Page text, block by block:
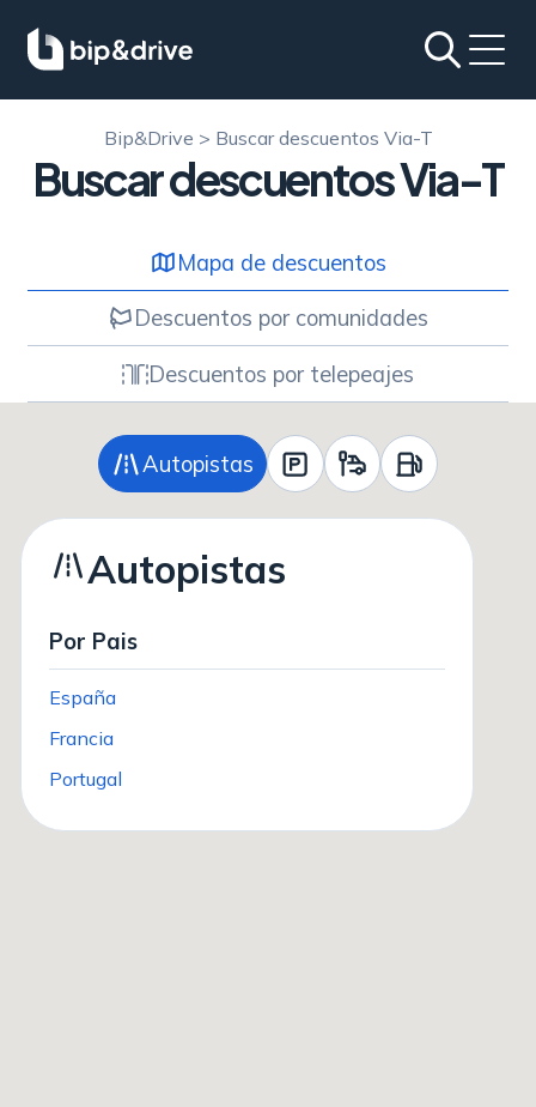
Bip&Drive > Buscar descuentos Via-T
Buscar descuentos Via-T
Mapa de descuentos
Descuentos por comunidades
Descuentos por telepeajes
Autopistas
Autopistas
Por Pais
España
Francia
Portugal